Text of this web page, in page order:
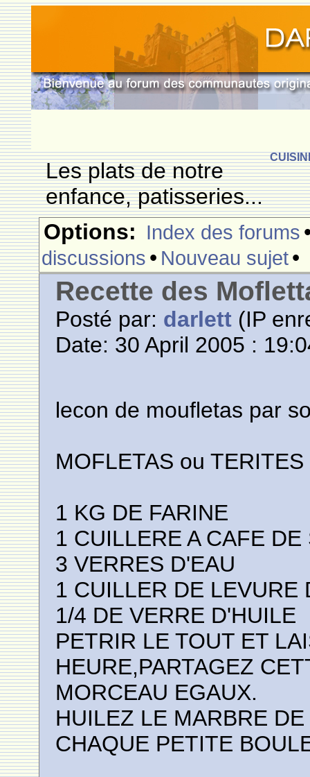
Les plats de notre
enfance, patisseries...
Options: Index des forums
discussions • Nouveau sujet•
Recette des
Posté par: darlett (IP
Date: 30 April 2005 :
lecon de moufletas par
MOFLETAS ou
1 KG DE FARINE
1 CUILLERE A CAFE DE
3 VERRES D'EAU
1 CUILLER DE LEVURE
1/4 DE VERRE D'HUILE
PETRIR LE TOUT ET
HEURE,PARTAGEZ
MORCEAU EGAUX.
HUILEZ LE MARBRE
CHAQUE PETITE